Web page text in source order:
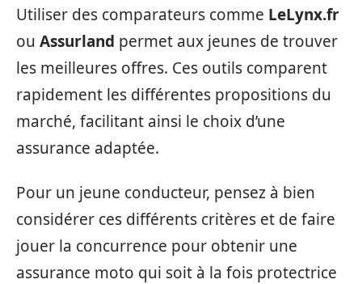
Utiliser des comparateurs comme LeLynx.fr
ou Assurland permet aux jeunes de trouver
les meilleures offres. Ces outils comparent
rapidement les différentes propositions du
marché, facilitant ainsi le choix d’une
assurance adaptée.
Pour un jeune conducteur, pensez à bien
considérer ces différents critères et de faire
jouer la concurrence pour obtenir une
assurance moto qui soit à la fois protectrice